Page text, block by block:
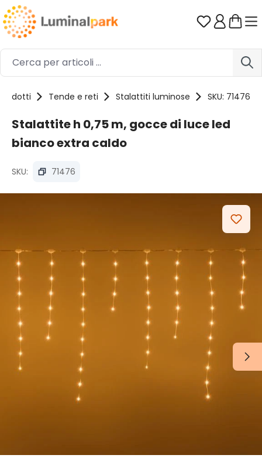
Passa al contenuto principale Hai 0
Tende e reti Stalattiti luminose SKU: 71476
Stalattite h 0,75 m, gocce di luce led
bianco extra caldo
SKU: 71476